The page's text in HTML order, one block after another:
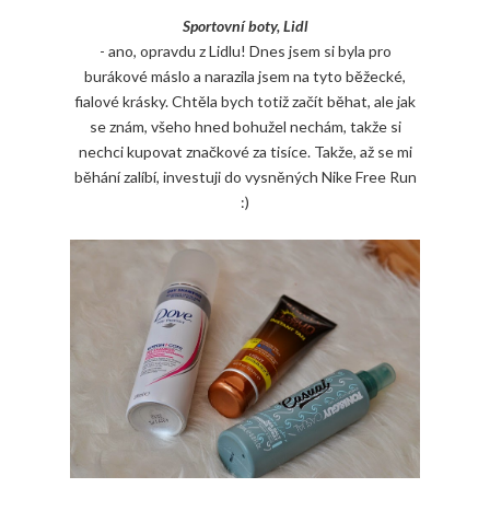
Sportovní boty, Lidl
- ano, opravdu z Lidlu! Dnes jsem si byla pro
burákové máslo a narazila jsem na tyto běžecké,
fialové krásky. Chtěla bych totiž začít běhat, ale jak
se znám, všeho hned bohužel nechám, takže si
nechci kupovat značkové za tisíce. Takže, až se mi
běhání zalíbí, investuji do vysněných Nike Free Run
:)